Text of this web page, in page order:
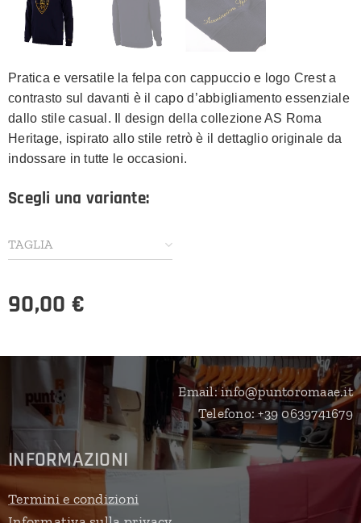
Pratica e versatile la felpa con cappuccio e logo Crest a
contrasto sul davanti è il capo d’abbigliamento essenziale
dallo stile casual. Il design della collezione AS Roma
Heritage, ispirato allo stile retrò è il dettaglio originale da
indossare in tutte le occasioni.
Scegli una variante:
TAGLIA
90,00 €
Email: info@puntoromaae.it
Telefono: +39 0639741679
INFORMAZIONI
Termini e condizioni